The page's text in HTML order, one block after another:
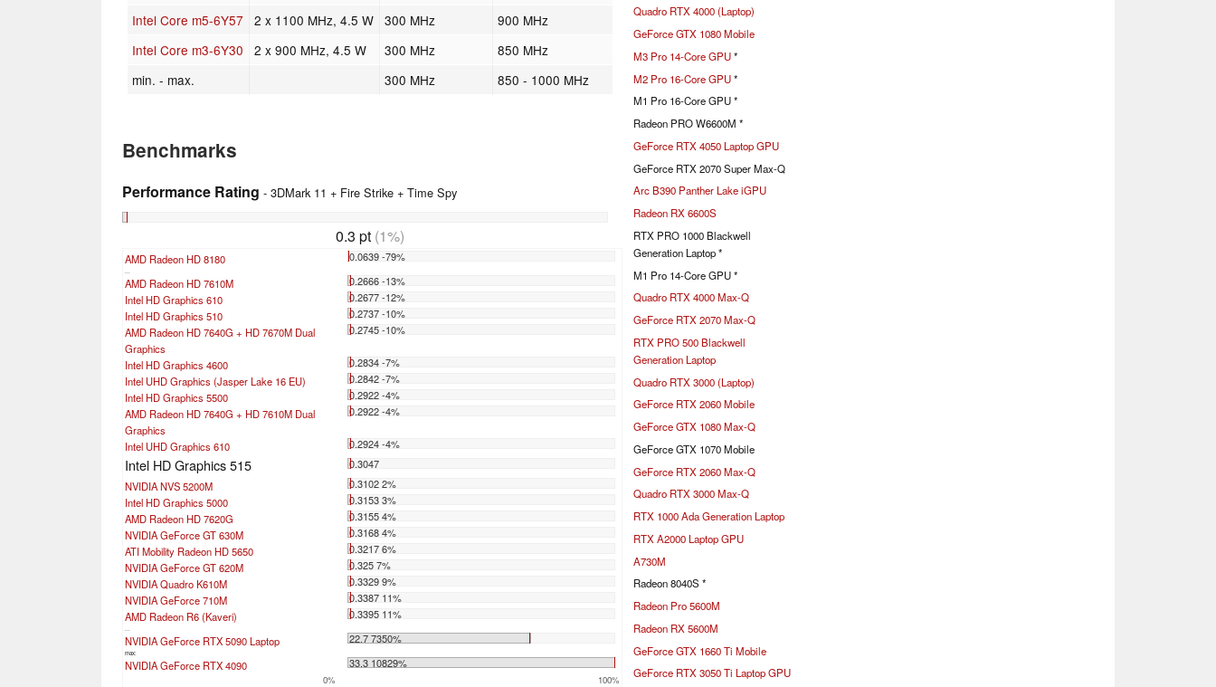
Intel Core m5-6Y57
2 x 1100 MHz, 4.5 W 300 MHz
900 MHz
Intel Core m3-6Y30
2 x 900 MHz, 4.5 W 300 MHz
850 MHz
min. - max.
300 MHz 850 - 1000 MHz
Benchmarks
Performance Rating - 3DMark 11 + Fire Strike + Time Spy
0.3 pt(1%)
AMD Radeon HD 8180 0.0639 -79%
AMD Radeon HD 7610M
0.2666 -13%
Intel HD Graphics 610
0.2677 -12%
Intel HD Graphics 510
0.2737 -10%
AMD Radeon HD 7640G + HD 7670M Dual
Graphics
0.2745 -10%
Intel HD Graphics 4600
0.2834 -7%
Intel UHD Graphics (Jasper Lake 16 EU)
0.2842 -7%
Intel HD Graphics 5500
0.2922 -4%
AMD Radeon HD 7640G + HD 7610M Dual
Graphics
0.2922 -4%
Intel UHD Graphics 610 0.2924 -4%
Intel HD Graphics 515
0.3047
NVIDIA NVS 5200M
0.3102 2%
Intel HD Graphics 5000
0.3153 3%
AMD Radeon HD 7620G
0.3155 4%
NVIDIA GeForce GT 630M
0.3168 4%
ATI Mobility Radeon HD 5650
0.3217 6%
NVIDIA GeForce GT 620M
0.325 7%
NVIDIA Quadro K610M
0.3329 9%
NVIDIA GeForce 710M
0.3387 11%
AMD Radeon R6 (Kaveri)
0.3395 11%
NVIDIA GeForce RTX 5090 Laptop 22.7 7350%
max:
NVIDIA GeForce RTX 4090 33.3 10829%
0% 100%
Quadro RTX 4000 (Laptop)
GeForce GTX 1080 Mobile
M3 Pro 14-Core GPU*
M2 Pro 16-Core GPU*
M1 Pro 16-Core GPU *
Radeon PRO W6600M *
GeForce RTX 4050 Laptop GPU
GeForce RTX 2070 Super Max-Q
Arc B390 Panther Lake iGPU
Radeon RX 6600S
RTX PRO 1000 Blackwell
Generation Laptop *
M1 Pro 14-Core GPU *
Quadro RTX 4000 Max-Q
GeForce RTX 2070 Max-Q
RTX PRO 500 Blackwell
Generation Laptop
Quadro RTX 3000 (Laptop)
GeForce RTX 2060 Mobile
GeForce GTX 1080 Max-Q
GeForce GTX 1070 Mobile
GeForce RTX 2060 Max-Q
Quadro RTX 3000 Max-Q
RTX 1000 Ada Generation Laptop
RTX A2000 Laptop GPU
A730M
Radeon 8040S *
Radeon Pro 5600M
Radeon RX 5600M
GeForce GTX 1660 Ti Mobile
GeForce RTX 3050 Ti Laptop GPU